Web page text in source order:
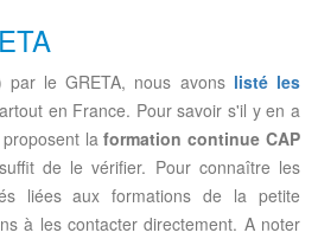
par le GRETA, nous avons listé les
en France. Pour savoir s'il y en a
proposent laformation continue CAP
de le vérifier. Pour connaître les
liées aux formations de la petite
à les contacter directement. A noter